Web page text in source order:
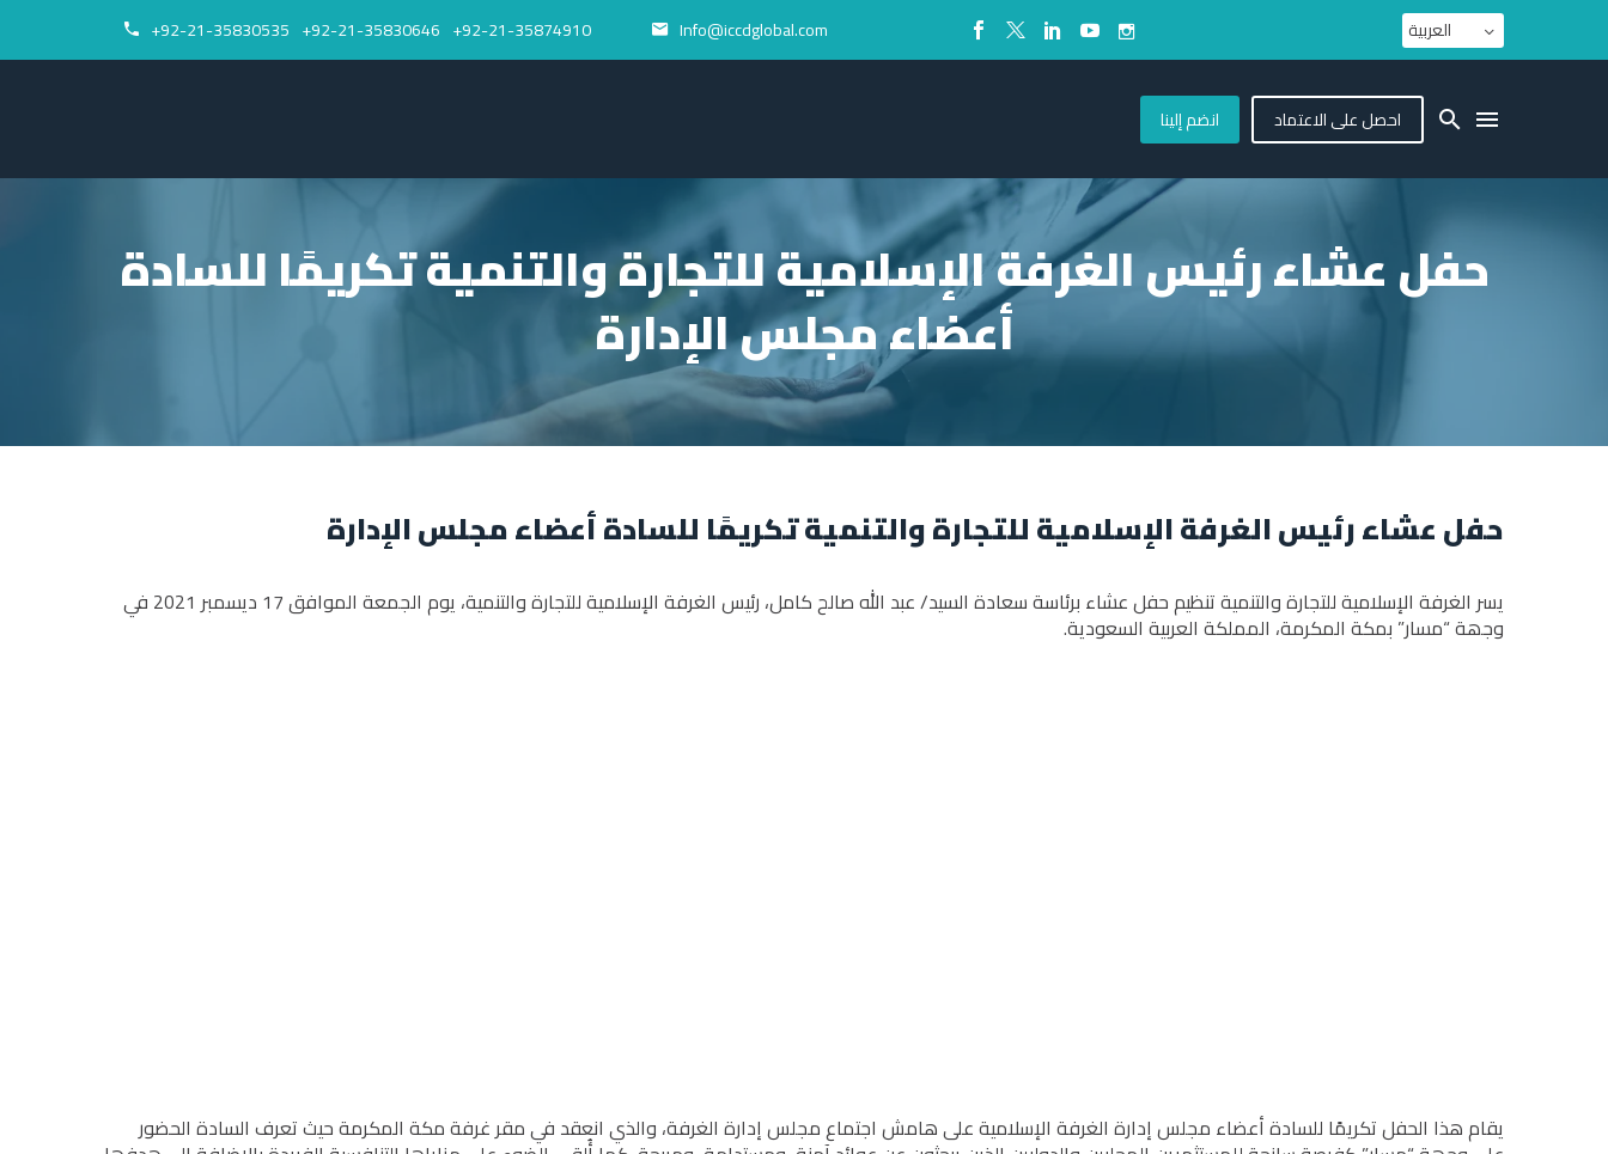
العربية 
 Info@iccdglobal.com
92-21-35874910+
92-21-35830646+

 92-21-35830535+
احصل على الاعتماد انضم إلينا
حفل عشاء رئیس الغرفة الإسلامية للتجارة والتنمية تكریمًا للسادة
أعضاء مجلس الإدارة
حفل عشاء رئیس الغرفة الإسلامية للتجارة والتنمية تكریمًا للسادة أعضاء مجلس الإدارة
یسر الغرفة الإسلامية للتجارة والتنمية تنظیم حفل عشاء برئاسة سعادة السید/ عبد الله صالح كامل، رئیس الغرفة الإسلامية للتجارة والتنمية، یوم الجمعة الموافق 17 ديسمبر 2021 في
وجھة “مسار” بمكة المكرمة، المملكة العربیة السعودیة.
یقام ھذا الحفل تكریمًا للسادة أعضاء مجلس إدارة الغرفة الإسلامیة على ھامش اجتماع مجلس إدارة الغرفة، والذي انعقد في مقر غرفة مكة المكرمة حیث تعرف السادة الحضور